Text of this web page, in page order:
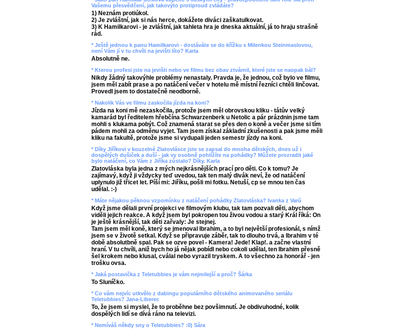
Vašemu přesvědčení, jak takovýto protiproud zvládáte?
1) Neznám protiúkol.
2) Je zvláštní, jak si nás herce, dokážete diváci zaškatulkovat.
3) K Hamilkarovi - je zvláštní, jak tahleta hra je dneska aktuální, já to hraju strašně
rád.
* Ještě jednou k panu Hamilkarovi - dostáváte se do křížku s Milenkou Steinmaslovou,
není Vám jí v tu chvíli na jevišti líto? Karla
Absolutně ne.
* Kterou profesi jste na jevišti nebo ve filmu bez obav ztvárnil, které jste se naopak bál?
Nikdy žádný takovýhle problémy nenastaly. Pravda je, že jednou, což bylo ve filmu,
jsem měl zabít prase a po natáčení večer v hotelu mě místní řezníci chtěli linčovat.
Provedl jsem to dostatečně neodborně.
* Nakolik Vás ve filmu zaskočila jízda na koni?
Jízda na koni mě nezaskočila, protože jsem měl obrovskou kliku - tátův velký
kamarád byl ředitelem hřebčína Schwarzenberk u Netolic a pár prázdnin jsme tam
mohli s klukama pobýt. Což znamená starat se přes den o koně a večer jsme si tím
pádem mohli za odměnu vyjet. Tam jsem získal základní zkušenosti a pak jsme měli
kliku na fakultě, protože jsme si vydupali jeden semestr jízdy na koni.
* Díky Jiříkovi v kouzelné Zlatovlásce jste se zapsal do mnoha dětských, dnes už i
dospělých dušiček a duší - jak vy osobně pohlížíte na pohádky? Můžete prozradit jaké
bylo natáčení, co Vám z Jiříka zůstalo? Díky. Karla
Zlatovláska byla jedna z mých nejkrásnějších prací pro děti. Co k tomu? Je
zajímavý, když ji vždycky teď uvedou, tak ten malý divák neví, že od natáčení
uplynulo již třicet let. Píší mi: Jiříku, pošli mi fotku. Netuší, cp se mnou ten čas
udělal. :-)
* Máte nějakou pěknou vzpomínku z natáčení pohádky Zlatovláska? Ivanka z Varů
Když jsme dělali první projekci ve filmovým klubu, tak tam pozvali děti, abychom
viděli jejich reakce. A když jsem byl pokropen tou živou vodou a starý Král říká: On
je ještě krásnější, tak děti zařvaly: Je stejnej.
Tam jsem měl koně, který se jmenoval Ibrahim, a to byl největší profesionál, s nímž
jsem se v životě setkal. Když se připravuje záběr, tak to dlouho trvá, a Ibrahim v té
době absolutbně spal. Pak se ozve povel - Kamera! Jede! Klap!. a začne vlastní
hraní. V tu chvíli, aniž bych ho já nějak pobídl nebo cokoli udělal, ten Ibrahim přesně
šel krokem nebo klusal, cválal nebo vyrazil tryskem. A to všechno za honorář - jen
trošku ovsa.
* Jaká postavička z Teletubbies je vám nejmilejší a proč? Šárka
To Sluníčko.
* Co vám nejvíc utkvělo z dabingu populárního dětského animovaného seriálu
Teletubbies? Jana-Liberec
To, že jsem si myslel, že to proběhne bez povšimnutí. Je obdivuhodné, kolik
dospělých lidí se dívá ráno na televizi.
* Nemíváš někdy sny o Teletubbies? :0) Sára